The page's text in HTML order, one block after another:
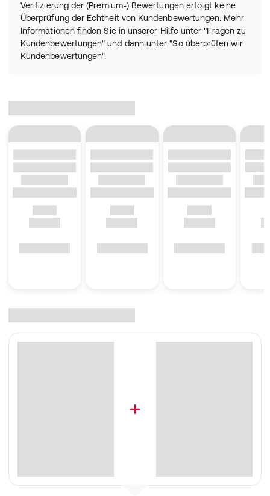
Verifizierung der (Premium-) Bewertungen erfolgt keine
Überprüfung der Echtheit von Kundenbewertungen. Mehr
Informationen finden Sie in unserer Hilfe unter "Fragen zu
Kundenbewertungen" und dann unter "So überprüfen wir
Kundenbewertungen".